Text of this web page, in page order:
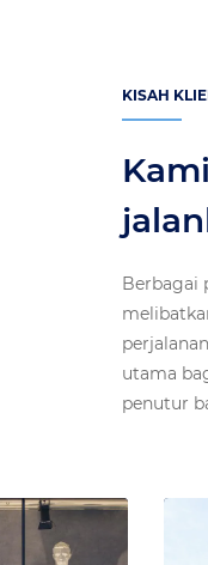
KISAH
Berbagai
utama
penutur